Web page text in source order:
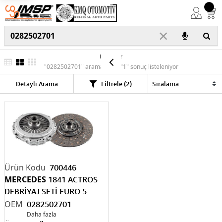
×
Ürünler
"0282502701" araması için "1" sonuç listeleniyor
Detaylı Arama Filtrele (2)
700446
0282502701
Daha fazla
MERCEDES 1841 ACTROS
DEBRİYAJ SETİ EURO 5
RULMANLI 0282502701